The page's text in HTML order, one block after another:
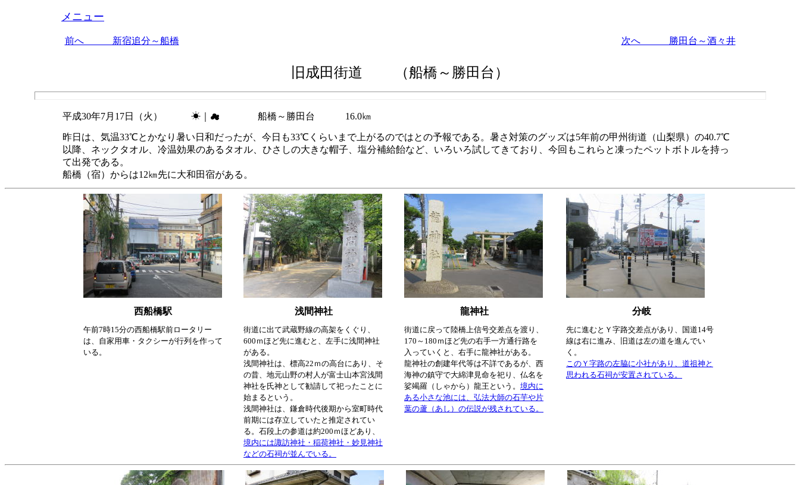
メニュー
前へ 新宿追分～船橋 次へ 勝田台～酒々井
旧成田街道 （船橋～勝田台）
平成30年7月17日（火） ☀｜☁ 船橋～勝田台 16.0㎞
昨日は、気温33℃とかなり暑い日和だったが、今日も33℃くらいまで上がるのではとの予報である。暑さ対策のグッズは5年前の甲州街道（山梨県）の40.7℃
以降、ネックタオル、冷温効果のあるタオル、ひさしの大きな帽子、塩分補給飴など、いろいろ試してきており、今回もこれらと凍ったペットボトルを持っ
て出発である。
船橋（宿）からは12㎞先に大和田宿がある。
西船橋駅 浅間神社 龍神社 分岐
午前7時15分の西船橋駅前ロータリー
は、自家用車・タクシーが行列を作って
いる。
街道に出て武蔵野線の高架をくぐり、
600ｍほど先に進むと、左手に浅間神社
がある。
浅間神社は、標高22ｍの高台にあり、そ
の昔、地元山野の村人が富士山本宮浅間
神社を氏神として勧請して祀ったことに
始まるという。
浅間神社は、鎌倉時代後期から室町時代
前期には存立していたと推定されてい
る。石段上の参道は約200ｍほどあり、
境内には諏訪神社・稲荷神社・妙見神社
などの石祠が並んでいる。
街道に戻って陸橋上信号交差点を渡り、
170～180ｍほど先の右手一方通行路を
入っていくと、右手に龍神社がある。
龍神社の創建年代等は不詳であるが、西
海神の鎮守で大綿津見命を祀り、仏名を
娑竭羅（しゃから）龍王という。 境内に
ある小さな池には、弘法大師の石芋や片
葉の蘆（あし）の伝説が残されている。
先に進むとＹ字路交差点があり、国道14号
線は右に進み、旧道は左の道を進んでい
く。
このＹ字路の左脇に小社があり、道祖神と
思われる石祠が安置されている。